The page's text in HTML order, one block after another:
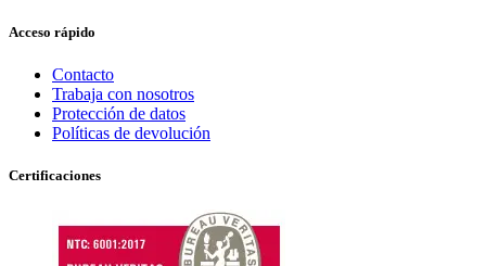
Acceso rápido
Contacto
Trabaja con nosotros
Protección de datos
Políticas de devolución
Certificaciones